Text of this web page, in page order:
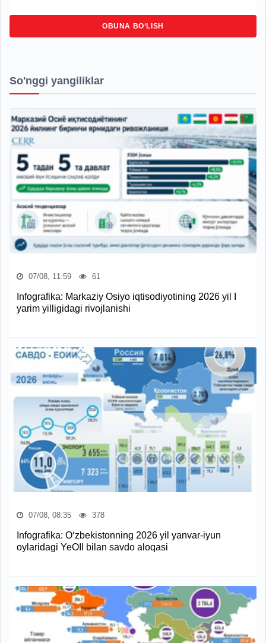
OBUNA BO‘LISH
So'nggi yangiliklar
07/08, 11:59 61
Infografika: Markaziy Osiyo iqtisodiyotining 2026 yil I
yarim yilligidagi rivojlanishi
07/08, 08:35 378
Infografika: O‘zbekistonning 2026 yil yanvar-iyun
oylaridagi YeOII bilan savdo aloqasi